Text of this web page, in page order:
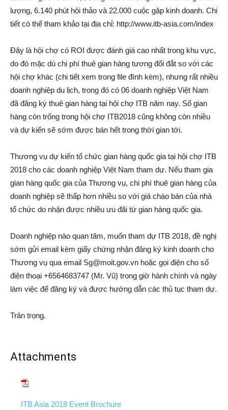
lượng, 6.140 phút hội thảo và 22.000 cuộc gặp kinh doanh. Chi
tiết có thể tham khảo tại địa chỉ: http://www.itb-asia.com/index
Đây là hội chợ có ROI được đánh giá cao nhất trong khu vực,
do đó mặc dù chi phí thuê gian hàng tương đối đắt so với các
hội chợ khác (chi tiết xem trong file đính kèm), nhưng rất nhiều
doanh nghiệp du lịch, trong đó có 06 doanh nghiệp Việt Nam
đã đăng ký thuê gian hàng tại hội chợ ITB năm nay. Số gian
hàng còn trống trong hội chợ ITB2018 cũng không còn nhiều
và dự kiến sẽ sớm được bán hết trong thời gian tới.
Thương vụ dự kiến tổ chức gian hàng quốc gia tại hội chợ ITB
2018 cho các doanh nghiệp Việt Nam tham dự. Nếu tham gia
gian hàng quốc gia của Thương vụ, chi phí thuê gian hàng của
doanh nghiệp sẽ thấp hơn nhiều so với giá chào bán của nhà
tổ chức do nhận được nhiều ưu đãi từ gian hàng quốc gia.
Doanh nghiệp nào quan tâm, muốn tham dự ITB 2018, đề nghị
sớm gửi email kèm giấy chứng nhận đăng ký kinh doanh cho
Thương vụ qua email Sg@moit.gov.vn hoặc gọi điện cho số
điện thoại +6564683747 (Mr. Vũ) trong giờ hành chính và ngày
làm việc để đăng ký và được hướng dẫn các thủ tục tham dự.
Trân trọng.
Attachments
ITB Asia 2018 Event Brochure